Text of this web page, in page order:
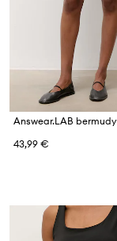
43,99 €